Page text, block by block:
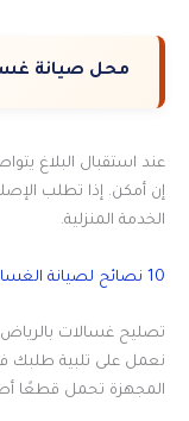
محل صيانة
عند استقبال البلاغ
إن أمكن. إذا تطلب
الخدمة المنزلية.
10 نصائح لصيانة الغسالات وزيادة عمرها الافتراضي
تصليح غسالات
نعمل على تلبية طلبك
المجهزة تحمل قطعًا